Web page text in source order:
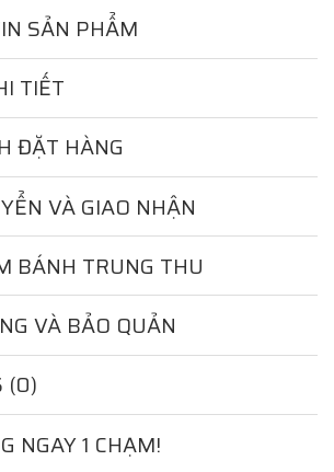
SẢN PHẨM
TIẾT
ĐẶT HÀNG
VÀ GIAO NHẬN
BÁNH TRUNG THU
VÀ BẢO QUẢN
(0)
NGAY 1 CHẠM!